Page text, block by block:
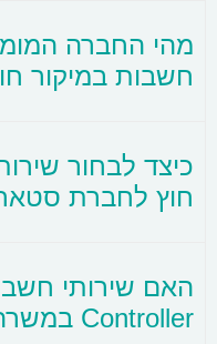
מהי החברה
חשבות במיקור
כיצד לבחור
חוץ לחברת
האם שירותי
Controller במשרה מלאה?